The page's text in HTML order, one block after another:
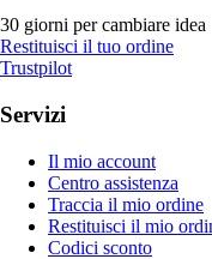
30 giorni per cambiare idea
Restituisci il tuo ordine
Trustpilot
Servizi
Il mio account
Centro assistenza
Traccia il mio ordine
Restituisci il mio
Codici sconto